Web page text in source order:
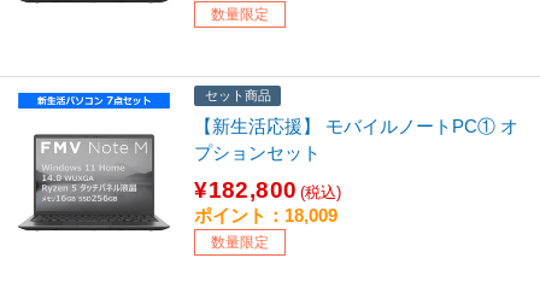
数量限定
セット商品
【新生活応援】 モバイルノートPC① オ
プションセット
¥182,800 (税込)
ポイント：18,009
数量限定